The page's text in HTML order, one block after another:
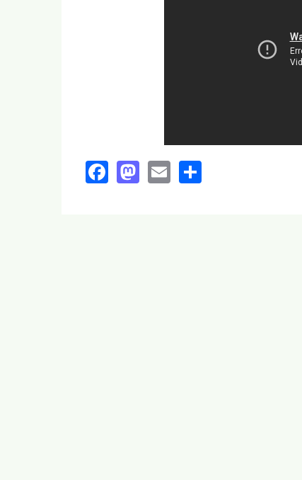
Facebook
Mastodon
Email